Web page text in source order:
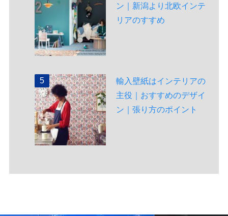
ン｜新潟より北欧インテ
リアのすすめ
輸入壁紙はインテリアの
主役｜おすすめのデザイ
ン｜張り方のポイント